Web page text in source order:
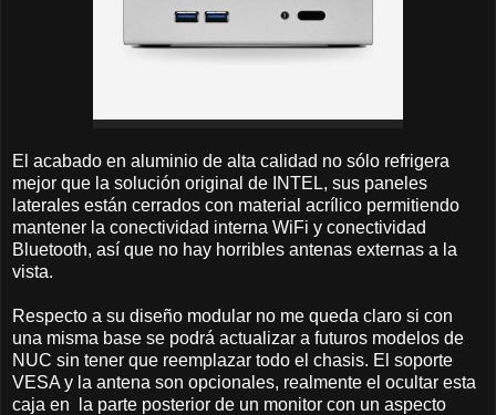
El acabado en aluminio de alta calidad no sólo refrigera
mejor que la solución original de INTEL, sus paneles
laterales están cerrados con material acrílico permitiendo
mantener la conectividad interna WiFi y conectividad
Bluetooth, así que no hay horribles antenas externas a la
vista.
Respecto a su diseño modular no me queda claro si con
una misma base se podrá actualizar a futuros modelos de
NUC sin tener que reemplazar todo el chasis. El soporte
VESA y la antena son opcionales, realmente el ocultar esta
caja en la parte posterior de un monitor con un aspecto